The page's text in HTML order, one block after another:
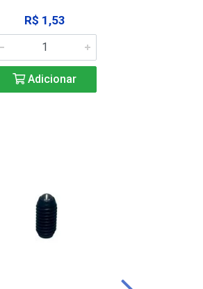
R$ 1,53
Adicionar